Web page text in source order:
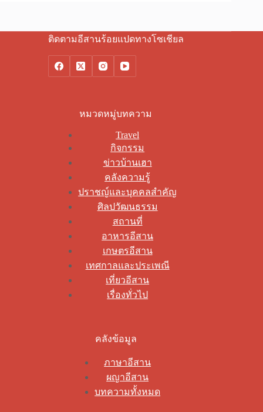
ติดตามอีสานร้อยแปดทางโซเชียล
หมวดหมู่บทความ
Travel
กิจกรรม
ข่าวบ้านเฮา
คลังความรู้
ปราชญ์และบุคคลสำคัญ
ศิลปวัฒนธรรม
สถานที่
อาหารอีสาน
เกษตรอีสาน
เทศกาลและประเพณี
เที่ยวอีสาน
เรื่องทั่วไป
คลังข้อมูล
ภาษาอีสาน
ผญาอีสาน
บทความทั้งหมด